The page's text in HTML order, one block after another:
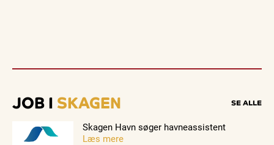
JOB I SKAGEN SE ALLE
Skagen Havn søger havneassistent
Læs mere